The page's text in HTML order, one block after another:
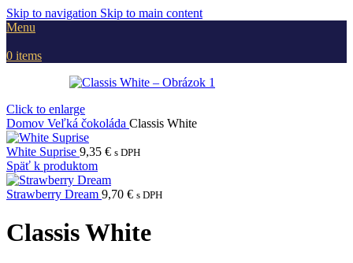
Skip to navigation Skip to main content
Menu
0 items
Click to enlarge
Domov Veľká čokoláda Classis White
White Suprise 9,35 € s DPH
Späť k produktom
Strawberry Dream 9,70 € s DPH
Classis White